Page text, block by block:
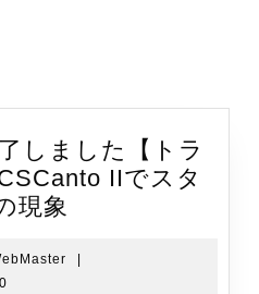
しました【トラ
IIでスタ
現象
復WebMaster
|